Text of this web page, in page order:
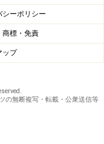
シーポリシー
商標・免責
ップ
の無断複写・転載・公衆送信等